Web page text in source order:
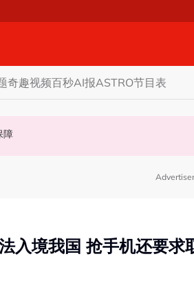
奇趣视频百秒AI报ASTRO节目表
之二执政优势恐不保
保障
沙比里案件延至827提控
入境我国 抢手机还要求